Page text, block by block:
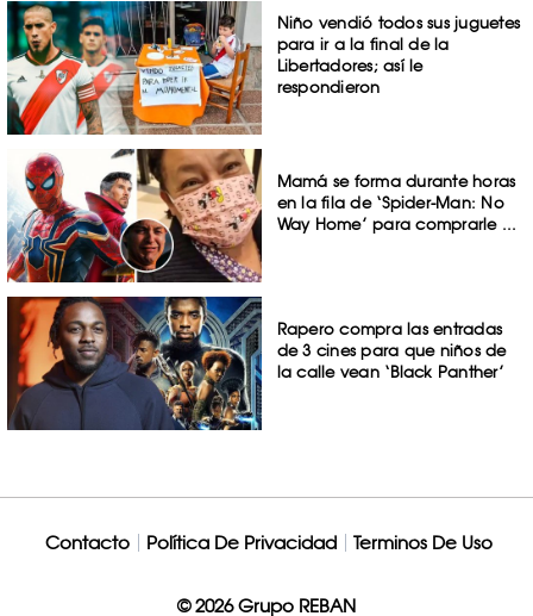
Niño vendió todos sus juguetes
para ir a la final de la
Libertadores; así le
respondieron
Mamá se forma durante horas
en la fila de ‘Spider-Man: No
Way Home’ para comprarle ...
Rapero compra las entradas
de 3 cines para que niños de
la calle vean ‘Black Panther’
Contacto Política De Privacidad Terminos De Uso
© 2026 Grupo REBAN